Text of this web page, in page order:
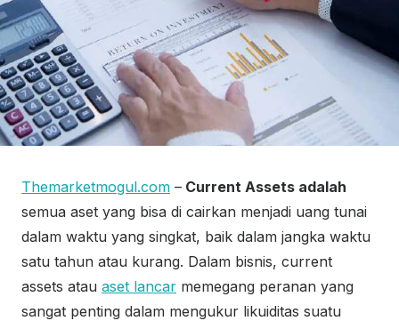
Themarketmogul.com – Current Assets adalah
semua aset yang bisa di cairkan menjadi uang tunai
dalam waktu yang singkat, baik dalam jangka waktu
satu tahun atau kurang. Dalam bisnis, current
assets atau aset lancar memegang peranan yang
sangat penting dalam mengukur likuiditas suatu